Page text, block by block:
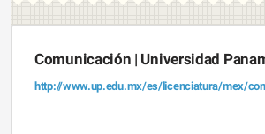
Comunicación | Universidad
http://www.up.edu.mx/es/licenciatura/mex/